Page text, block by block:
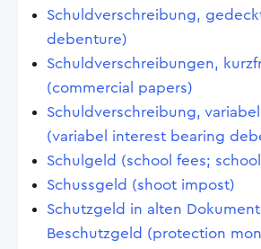
Schuldverschreibung,
debenture)
Schuldverschreibungen,
(commercial papers)
Schuldverschreibung,
(variabel interest bearing
Schulgeld (school fees;
Schussgeld (shoot impost)
Schutzgeld in alten
Beschutzgeld (protection